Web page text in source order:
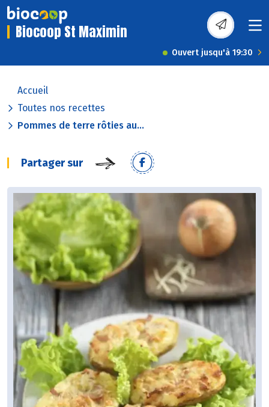
Biocoop St Maximin
Ouvert jusqu'à 19:30
Accueil
Toutes nos recettes
Pommes de terre rôties au...
Partager sur